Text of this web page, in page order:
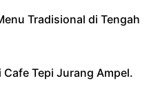
Tradisional di Tengah
Tepi Jurang Ampel.